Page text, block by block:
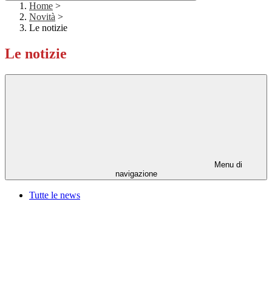
Home >
Novità >
Le notizie
Le notizie
Menu di
navigazione
Tutte le news